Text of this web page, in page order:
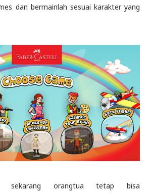
dan bermainlah sesuai karakter yang
sekarang orangtua tetap bisa